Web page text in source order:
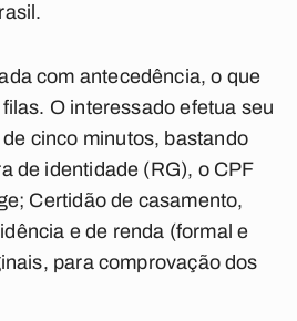
com antecedência, o que
O interessado efetua seu
cinco minutos, bastando
de identidade (RG), o CPF
Certidão de casamento,
e de renda (formal e
para comprovação dos